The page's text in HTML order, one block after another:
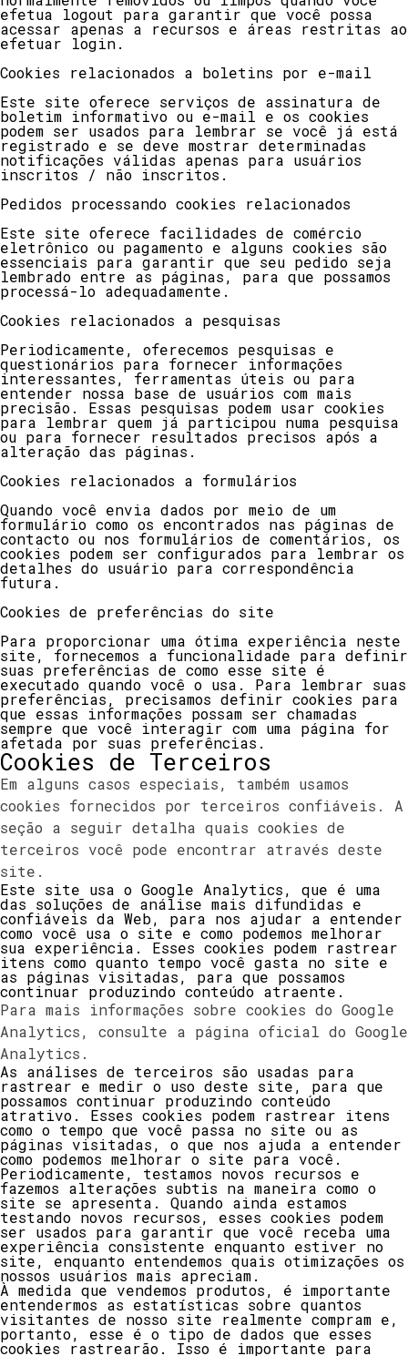
efetua logout para garantir que você possa
acessar apenas a recursos e áreas restritas ao
efetuar login.
Cookies relacionados a boletins por e-mail
Este site oferece serviços de assinatura de
boletim informativo ou e-mail e os cookies
podem ser usados ​​para lembrar se você já está
registrado e se deve mostrar determinadas
notificações válidas apenas para usuários
inscritos / não inscritos.
Pedidos processando cookies relacionados
Este site oferece facilidades de comércio
eletrônico ou pagamento e alguns cookies são
essenciais para garantir que seu pedido seja
lembrado entre as páginas, para que possamos
processá-lo adequadamente.
Cookies relacionados a pesquisas
Periodicamente, oferecemos pesquisas e
questionários para fornecer informações
interessantes, ferramentas úteis ou para
entender nossa base de usuários com mais
precisão. Essas pesquisas podem usar cookies
para lembrar quem já participou numa pesquisa
ou para fornecer resultados precisos após a
alteração das páginas.
Cookies relacionados a formulários
Quando você envia dados por meio de um
formulário como os encontrados nas páginas de
contacto ou nos formulários de comentários, os
cookies podem ser configurados para lembrar os
detalhes do usuário para correspondência
futura.
Cookies de preferências do site
Para proporcionar uma ótima experiência neste
site, fornecemos a funcionalidade para definir
suas preferências de como esse site é
executado quando você o usa. Para lembrar suas
preferências, precisamos definir cookies para
que essas informações possam ser chamadas
sempre que você interagir com uma página for
afetada por suas preferências.
Cookies de Terceiros
Em alguns casos especiais, também usamos
cookies fornecidos por terceiros confiáveis. A
seção a seguir detalha quais cookies de
terceiros você pode encontrar através deste
site.
Este site usa o Google Analytics, que é uma
das soluções de análise mais difundidas e
confiáveis ​​da Web, para nos ajudar a entender
como você usa o site e como podemos melhorar
sua experiência. Esses cookies podem rastrear
itens como quanto tempo você gasta no site e
as páginas visitadas, para que possamos
continuar produzindo conteúdo atraente.
Para mais informações sobre cookies do Google
Analytics, consulte a página oficial do Google
Analytics.
As análises de terceiros são usadas para
rastrear e medir o uso deste site, para que
possamos continuar produzindo conteúdo
atrativo. Esses cookies podem rastrear itens
como o tempo que você passa no site ou as
páginas visitadas, o que nos ajuda a entender
como podemos melhorar o site para você.
Periodicamente, testamos novos recursos e
fazemos alterações subtis na maneira como o
site se apresenta. Quando ainda estamos
testando novos recursos, esses cookies podem
ser usados ​​para garantir que você receba uma
experiência consistente enquanto estiver no
site, enquanto entendemos quais otimizações os
nossos usuários mais apreciam.
À medida que vendemos produtos, é importante
entendermos as estatísticas sobre quantos
visitantes de nosso site realmente compram e,
portanto, esse é o tipo de dados que esses
cookies rastrearão. Isso é importante para